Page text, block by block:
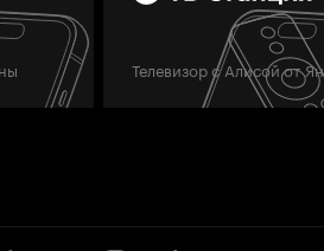
Телевизор с Алисой от